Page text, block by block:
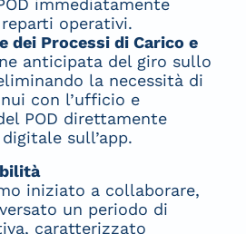
immediatamente
operativi.
dei Processi di Carico e
anticipata del giro sullo
la necessità di
con l’ufficio e
POD direttamente
sull’app.
iniziato a collaborare,
un periodo di
caratterizzato